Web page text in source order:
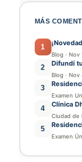
MÁS
1
Blog · Nov
2 Difundí
Blog · Nov
3
Examen
4 Clínica
Ciudad de
5
Examen